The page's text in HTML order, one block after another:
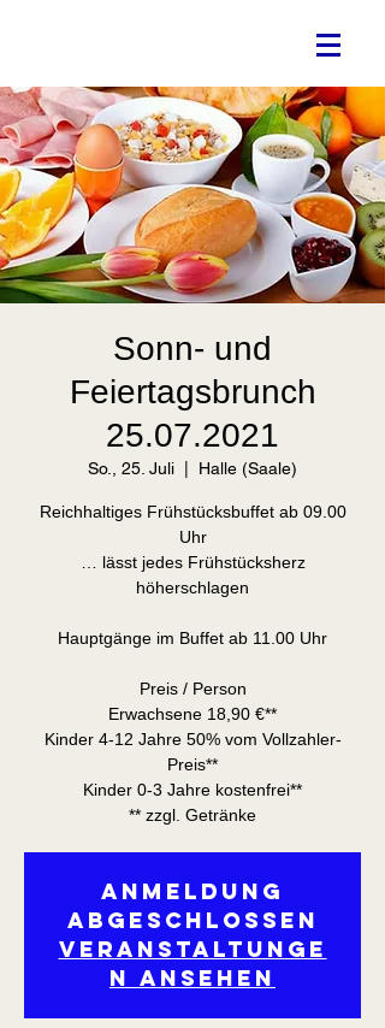
Sonn- und
Feiertagsbrunch
25.07.2021
So., 25. Juli Halle (Saale)
Reichhaltiges Frühstücksbuffet ab 09.00
Uhr
… lässt jedes Frühstücksherz
höherschlagen
Hauptgänge im Buffet ab 11.00 Uhr
Preis / Person
Erwachsene 18,90 €**
Kinder 4-12 Jahre 50% vom Vollzahler-
Preis**
Kinder 0-3 Jahre kostenfrei**
** zzgl. Getränke
Anmeldung
abgeschlossen
Veranstaltunge
n ansehen